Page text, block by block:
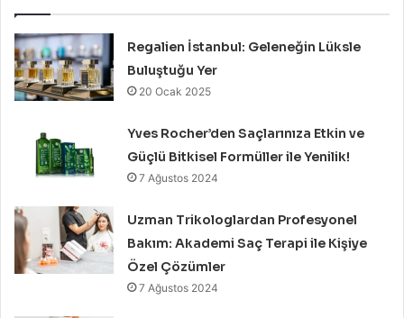
Regalien İstanbul: Geleneğin Lüksle
Buluştuğu Yer
20 Ocak 2025
Yves Rocher’den Saçlarınıza Etkin ve
Güçlü Bitkisel Formüller ile Yenilik!
7 Ağustos 2024
Uzman Trikologlardan Profesyonel
Bakım: Akademi Saç Terapi ile Kişiye
Özel Çözümler
7 Ağustos 2024